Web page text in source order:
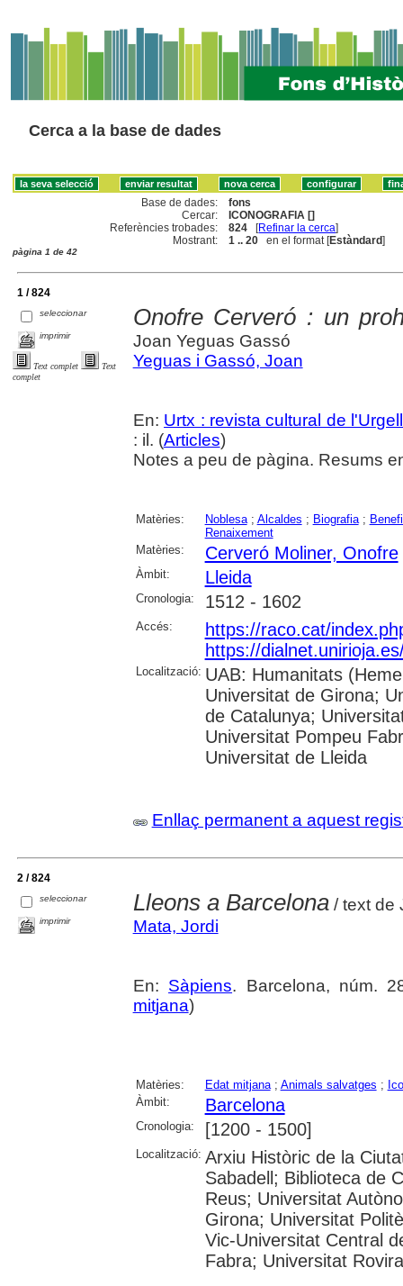
Cerca a la base de dades
Base de dades:
fons
Cercar:
ICONOGRAFIA []
Referències trobades:
824 [Refinar la cerca]
Mostrant:
1 .. 20 en el format [Estàndard]
pàgina 1 de 42
1 / 824
seleccionar
imprimir
Text complet
Text
complet
Onofre Cerveró : un
Joan Yeguas Gassó
Yeguas i Gassó, Joan
En: Urtx : revista cultural de l'Urgell
: il. (Articles)
Notes a peu de pàgina. Resums
Matèries: Noblesa; Alcaldes ; Biografia;
Renaixement
Matèries:
Cerveró Moliner, Onofre
Àmbit: Lleida
Cronologia: 1512 - 1602
Accés:
https://raco.cat/
https://
Localització: UAB: Humanitats
Universitat de Girona;
de Catalunya;
Universitat Pompeu
Universitat de Lleida
Enllaç permanent a aquest
2 / 824
seleccionar
imprimir
Lleons a Barcelona/ text de
Mata, Jordi
En: Sàpiens. Barcelona, núm.
mitjana)
Matèries: Edat mitjana; Animals salvatges ;
Àmbit:
Barcelona
Cronologia: [1200 - 1500]
Localització: Arxiu Històric de la
Sabadell; Biblioteca de
Reus; Universitat
Girona; Universitat
Vic-Universitat Central
Fabra; Universitat